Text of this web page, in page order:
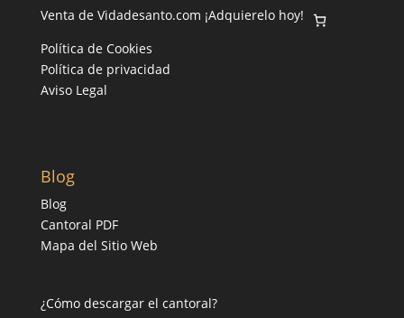
Venta de Vidadesanto.com ¡Adquierelo hoy!
Política de Cookies
Política de privacidad
Aviso Legal
Blog
Blog
Cantoral PDF
Mapa del Sitio Web
¿Cómo descargar el cantoral?